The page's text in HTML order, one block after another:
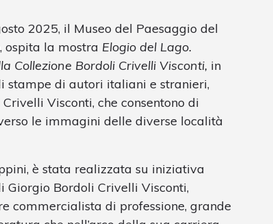
2025, il Museo del Paesaggio del
ospita la mostra Elogio del Lago.
Collezione Bordoli Crivelli Visconti, in
stampe di autori italiani e stranieri,
Visconti, che consentono di
le immagini delle diverse località
è stata realizzata su iniziativa
Bordoli Crivelli Visconti,
commercialista di professione, grande